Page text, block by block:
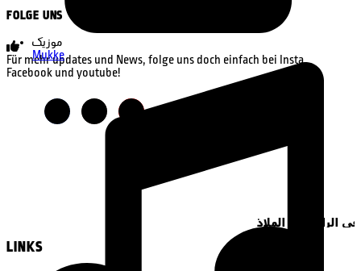
موزیک
Mukke
FOLGE UNS
Für mehr updates und News, folge uns doch einfach bei Insta,
Facebook und youtube!
LINKS